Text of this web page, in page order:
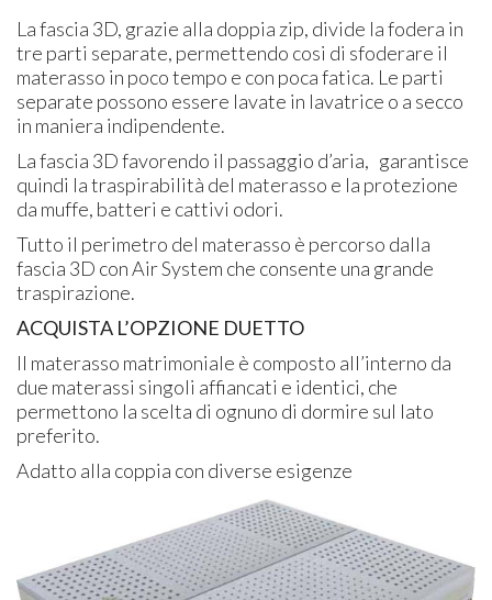
La fascia 3D, grazie alla doppia zip, divide la fodera in
tre parti separate, permettendo cosi di sfoderare il
materasso in poco tempo e con poca fatica. Le parti
separate possono essere lavate in lavatrice o a secco
in maniera indipendente.
La fascia 3D favorendo il passaggio d’aria, garantisce
quindi la traspirabilità del materasso e la protezione
da muffe, batteri e cattivi odori.
Tutto il perimetro del materasso è percorso dalla
fascia 3D con Air System che consente una grande
traspirazione.
ACQUISTA L’OPZIONE DUETTO
Il materasso matrimoniale è composto all’interno da
due materassi singoli affiancati e identici, che
permettono la scelta di ognuno di dormire sul lato
preferito.
Adatto alla coppia con diverse esigenze